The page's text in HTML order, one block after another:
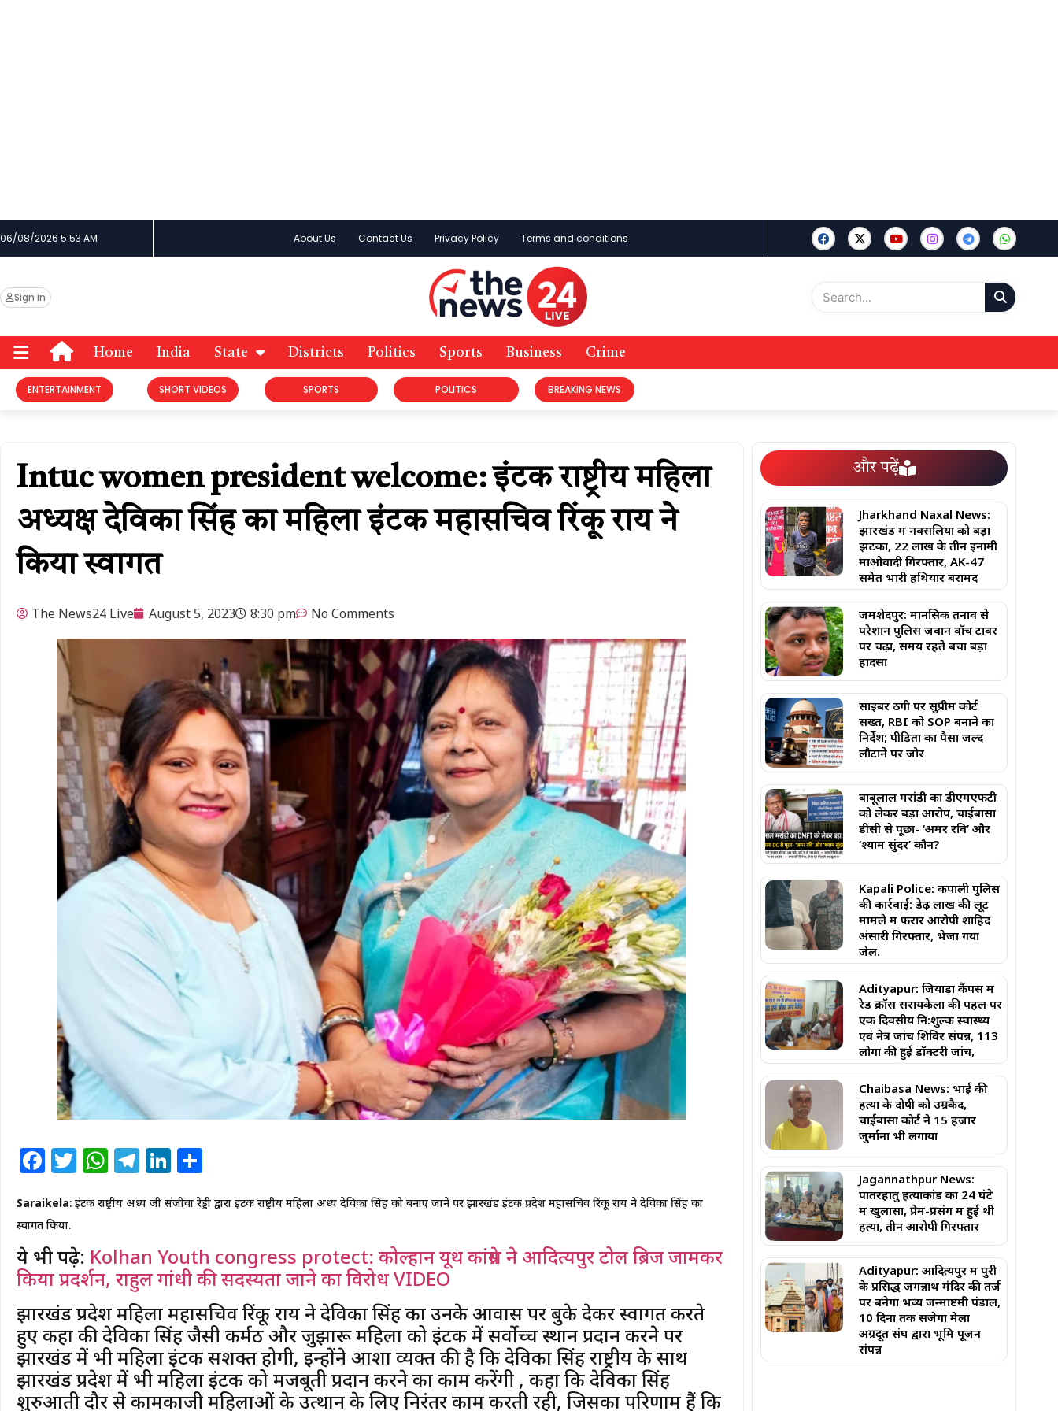
06/08/2026 5:53 AM About Us Contact Us Privacy Policy Terms and conditions
Sign in
Home India State Districts Politics Sports Business Crime
ENTERTAINMENT SHORT VIDEOS SPORTS POLITICS BREAKING NEWS
Intuc women president welcome: इंटक राष्ट्रीय महिला
अध्यक्ष देविका सिंह का महिला इंटक महासचिव रिंकू राय ने
किया स्वागत
The News24 Live August 5, 2023 8:30 pm No Comments
Facebook
Twitter
WhatsApp
Telegram
LinkedIn
Saraikela: इंटक राष्ट्रीय अध्यक्ष जी संजीवा रेड्डी द्वारा इंटक राष्ट्रीय महिला अध्यक्ष देविका सिंह को बनाए जाने पर झारखंड इंटक प्रदेश महासचिव रिंकू राय ने देविका सिंह का
स्वागत किया.
ये भी पढ़े: Kolhan Youth congress protect: कोल्हान यूथ कांग्रेस ने आदित्यपुर टोल ब्रिज जामकर
किया प्रदर्शन, राहुल गांधी की सदस्यता जाने का विरोध VIDEO
झारखंड प्रदेश महिला महासचिव रिंकू राय ने देविका सिंह का उनके आवास पर बुके देकर स्वागत करते
हुए कहा की देविका सिंह जैसी कर्मठ और जुझारू महिला को इंटक में सर्वोच्च स्थान प्रदान करने पर
झारखंड में भी महिला इंटक सशक्त होगी, इन्होंने आशा व्यक्त की है कि देविका सिंह राष्ट्रीय के साथ
झारखंड प्रदेश में भी महिला इंटक को मजबूती प्रदान करने का काम करेंगी , कहा कि देविका सिंह
शुरुआती दौर से कामकाजी महिलाओं के उत्थान के लिए निरंतर काम करती रही, जिसका परिणाम हैं कि
और पढ़ें
Jharkhand Naxal News:
झारखंड में नक्सलियों को बड़ा
झटका, 22 लाख के तीन इनामी
माओवादी गिरफ्तार, AK-47
समेत भारी हथियार बरामद
जमशेदपुर: मानसिक तनाव से
परेशान पुलिस जवान वॉच टावर
पर चढ़ा, समय रहते बचा बड़ा
हादसा
साइबर ठगी पर सुप्रीम कोर्ट
सख्त, RBI को SOP बनाने का
निर्देश; पीड़ितों का पैसा जल्द
लौटाने पर जोर
बाबूलाल मरांडी का डीएमएफटी
को लेकर बड़ा आरोप, चाईबासा
डीसी से पूछा- ‘अमर रवि’ और
‘श्याम सुंदर’ कौन?
Kapali Police: कपाली पुलिस
की कार्रवाई: डेढ़ लाख की लूट
मामले में फरार आरोपी शाहिद
अंसारी गिरफ्तार, भेजा गया
जेल.
Adityapur: जियाड़ा कैंपस में
रेड क्रॉस सरायकेला की पहल पर
एक दिवसीय नि:शुल्क स्वास्थ्य
एवं नेत्र जांच शिविर संपन्न, 113
लोगों की हुई डॉक्टरी जांच,
Chaibasa News: भाई की
हत्या के दोषी को उम्रकैद,
चाईबासा कोर्ट ने ₹15 हजार
जुर्माना भी लगाया
Jagannathpur News:
पातरहातु हत्याकांड का 24 घंटे
में खुलासा, प्रेम-प्रसंग में हुई थी
हत्या, तीन आरोपी गिरफ्तार
Adityapur: ​आदित्यपुर में पुरी
के प्रसिद्ध जगन्नाथ मंदिर की तर्ज
पर बनेगा भव्य जन्माष्टमी पंडाल,
10 दिनों तक सजेगा मेला ​
अग्रदूत संघ द्वारा भूमि पूजन
संपन्न